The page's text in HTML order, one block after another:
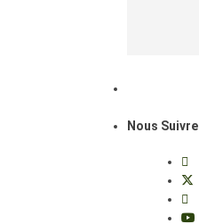
Nous Suivre